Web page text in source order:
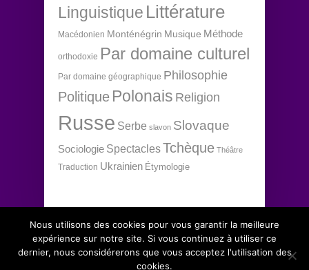
Linguistique Littérature
Macédonien Monténégrin Musique Méthode
orthodoxie Par domaine culturel
Par domaine géographique Philosophie
Politique Polonais Religion
Russe Serbe slavon Slovaque
Sociologie SpectaclesTchèque Théâtre
Traduction Ukrainien Étymologie
Copyright 2012 Institut d'études slaves, tous
Nous utilisons des cookies pour vous garantir la meilleure
expérience sur notre site. Si vous continuez à utiliser ce
dernier, nous considérerons que vous acceptez l'utilisation des
cookies.